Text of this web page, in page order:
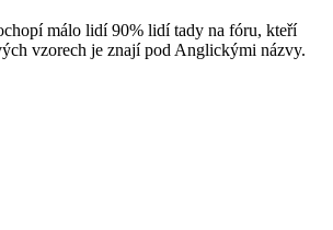
málo lidí 90% lidí tady na fóru, kteří
vzorech je znají pod Anglickými názvy.